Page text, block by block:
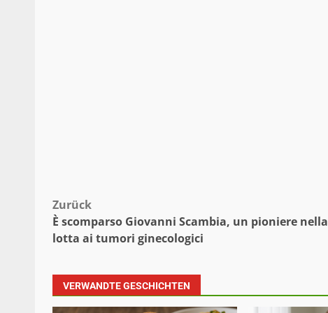
Beitragsnavigation
Zurück
È scomparso Giovanni Scambia, un pioniere nella
lotta ai tumori ginecologici
VERWANDTE GESCHICHTEN